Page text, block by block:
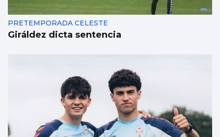
PRETEMPORADA CELESTE
Giráldez dicta sentencia